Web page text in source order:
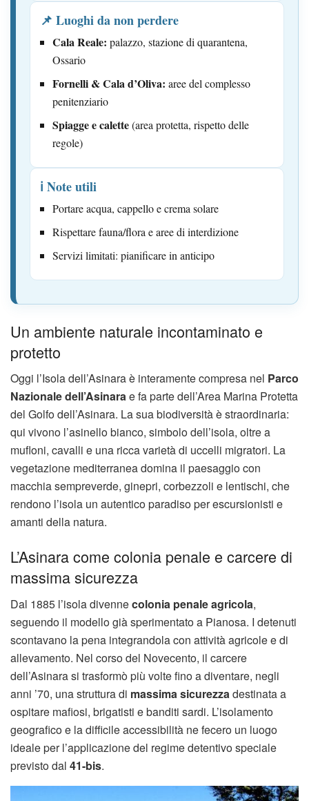
📌 Luoghi da non perdere
Cala Reale: palazzo, stazione di quarantena,
Ossario
Fornelli & Cala d’Oliva: aree del complesso
penitenziario
Spiagge e calette(area protetta, rispetto delle
regole)
ℹ️ Note utili
Portare acqua, cappello e crema solare
Rispettare fauna/flora e aree di interdizione
Servizi limitati: pianificare in anticipo
Un ambiente naturale incontaminato e
protetto
Oggi l’Isola dell’Asinara è interamente compresa nel Parco
Nazionale dell’Asinarae fa parte dell’Area Marina Protetta
del Golfo dell’Asinara. La sua biodiversità è straordinaria:
qui vivono l’asinello bianco, simbolo dell’isola, oltre a
mufloni, cavalli e una ricca varietà di uccelli migratori. La
vegetazione mediterranea domina il paesaggio con
macchia sempreverde, ginepri, corbezzoli e lentischi, che
rendono l’isola un autentico paradiso per escursionisti e
amanti della natura.
L’Asinara come colonia penale e carcere di
massima sicurezza
Dal 1885 l’isola divennecolonia penale agricola,
seguendo il modello già sperimentato a Pianosa. I detenuti
scontavano la pena integrandola con attività agricole e di
allevamento. Nel corso del Novecento, il carcere
dell’Asinara si trasformò più volte fino a diventare, negli
anni ’70, una struttura di massima sicurezzadestinata a
ospitare mafiosi, brigatisti e banditi sardi. L’isolamento
geografico e la difficile accessibilità ne fecero un luogo
ideale per l’applicazione del regime detentivo speciale
previsto dal 41-bis.